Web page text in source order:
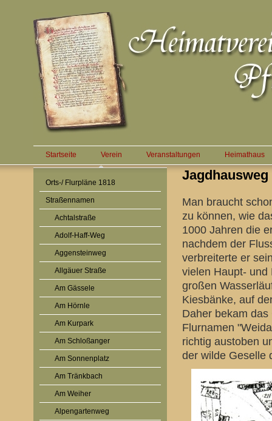
Startseite Verein Veranstaltungen Heimathaus
Orts-/ Flurpläne 1818
Straßennamen
Achtalstraße
Adolf-Haff-Weg
Aggensteinweg
Allgäuer Straße
Am Gässele
Am Hörnle
Am Kurpark
Am Schloßanger
Am Sonnenplatz
Am Tränkbach
Am Weiher
Alpengartenweg
Jagdhausweg
Man braucht
zu können, wie
1000 Jahren die
nachdem der
verbreiterte er
vielen Haupt- und
großen
Kiesbänke, auf
Daher bekam
Flurnamen
richtig austoben
der wilde Geselle